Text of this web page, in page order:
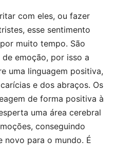
com eles, ou fazer
esse sentimento
muito tempo. São
emoção, por isso a
uma linguagem positiva,
e dos abraços. Os
de forma positiva à
uma área cerebral
conseguindo
novo para o mundo. É